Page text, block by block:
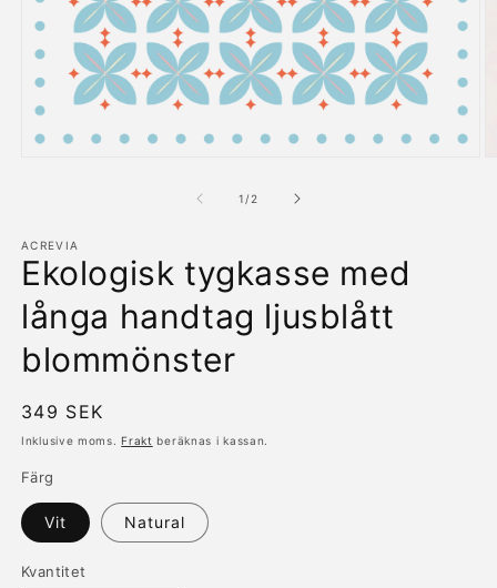
1 /av
2
ACREVIA
Ekologisk tygkasse med
långa handtag ljusblått
blommönster
Ordinarie
pris
349 SEK
Inklusive moms. Frakt beräknas i kassan.
Färg
Vit Natural
Kvantitet
Kvantitet